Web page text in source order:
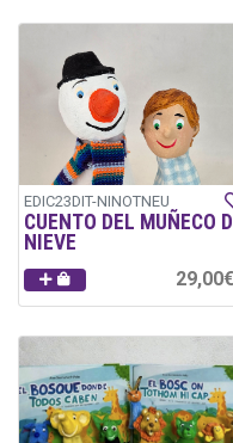
EDIC23DIT-NINOTNEU
CUENTO DEL MUÑECO
NIEVE
29,00€